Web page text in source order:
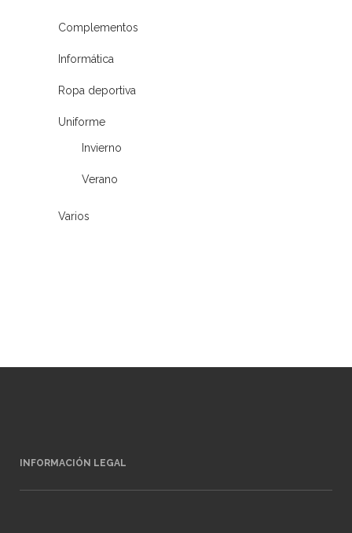
Complementos
Informática
Ropa deportiva
Uniforme
Invierno
Verano
Varios
INFORMACIÓN LEGAL